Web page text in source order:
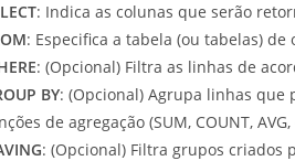
: Indica as colunas que serão
: Especifica a tabela (ou tabelas)
: (Opcional) Filtra as linhas de
BY: (Opcional) Agrupa linhas que
de agregação (SUM, COUNT, AVG,
: (Opcional) Filtra grupos criados